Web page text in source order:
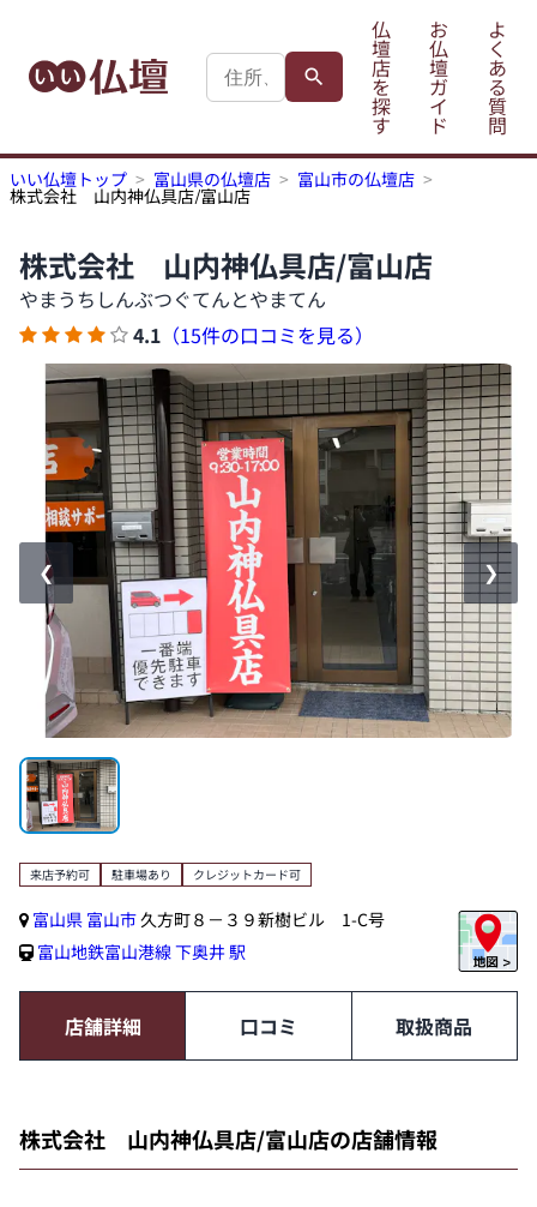
仏
壇
店
を
探
す
お
仏
壇
ガ
イ
ド
よ
く
あ
る
質
問
いい仏壇トップ 富山県の仏壇店 富山市の仏壇店
株式会社 山内神仏具店/富山店
株式会社 山内神仏具店/富山店
やまうちしんぶつぐてんとやまてん
4.1 （15件の口コミを見る）
❮ ❯
来店予約可 駐車場あり クレジットカード可
富山県 富山市久方町８－３９新樹ビル 1-C号
富山地鉄富山港線下奥井 駅
店舗詳細 口コミ 取扱商品
株式会社 山内神仏具店/富山店の店舗情報